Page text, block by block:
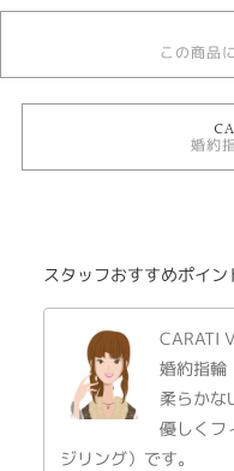
婚約指輪
CARATI VOCE 婚約指輪
素材で選ぶ 婚約指輪 プラチ
デザインテイスト
婚約指輪 キュート
紹介文
この商品
婚約
スタッフおすすめポイン
CARATI
婚約指輪
柔らかな
優しくフ
ジリング）です。